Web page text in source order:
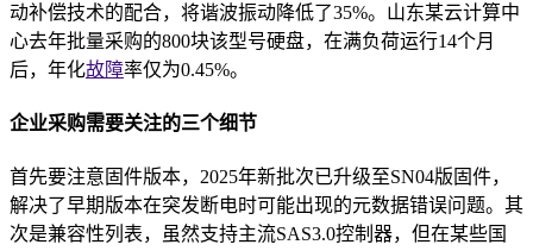
动补偿技术的配合，将谐波振动降低了35%。山东某云计算中
心去年批量采购的800块该型号硬盘，在满负荷运行14个月
后，年化故障率仅为0.45%。
企业采购需要关注的三个细节
首先要注意固件版本，2025年新批次已升级至SN04版固件，
解决了早期版本在突发断电时可能出现的元数据错误问题。其
次是兼容性列表，虽然支持主流SAS3.0控制器，但在某些国